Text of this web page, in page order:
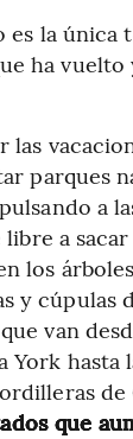
es la única
ha vuelto
las
parques
a
a
los
y cúpulas
van
York hasta
que